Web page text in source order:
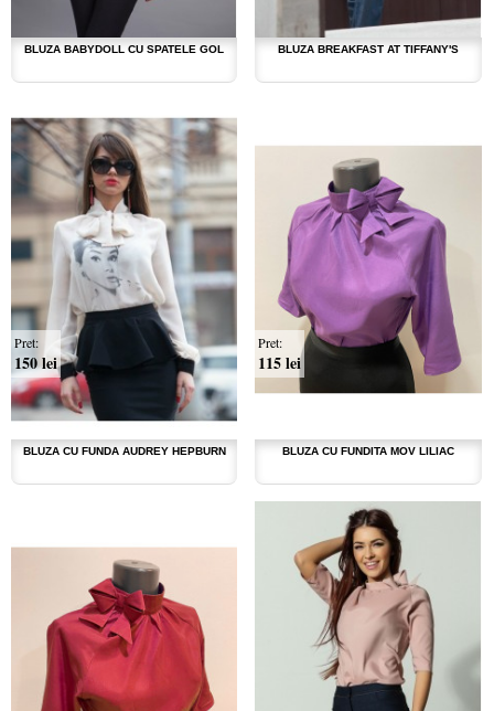
BLUZA BABYDOLL CU SPATELE GOL BLUZA BREAKFAST AT TIFFANY'S
BLUZA CU FUNDA AUDREY HEPBURN
Pret:
150 lei
BLUZA CU FUNDITA MOV LILIAC
Pret:
115 lei